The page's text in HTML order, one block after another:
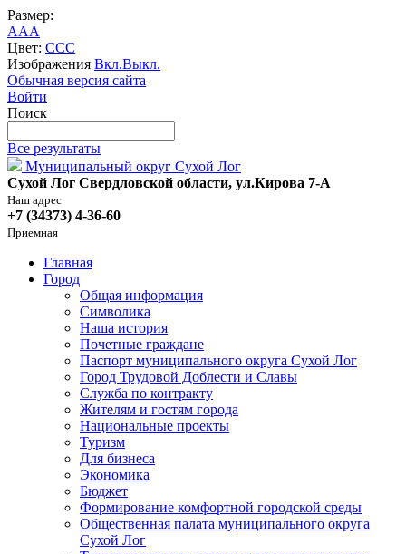
Размер:
AAA
Цвет: CCC
Изображения Вкл.Выкл.
Обычная версия сайта
Войти
Поиск
Все результаты
Муниципальный округ Сухой Лог
Сухой Лог Свердловской области, ул.Кирова 7-А
Наш адрес
+7 (34373) 4-36-60
Приемная
Главная
Город
Общая информация
Символика
Наша история
Почетные граждане
Паспорт муниципального округа Сухой Лог
Город Трудовой Доблести и Славы
Служба по контракту
Жителям и гостям города
Национальные проекты
Туризм
Для бизнеса
Экономика
Бюджет
Формирование комфортной городской среды
Общественная палата муниципального округа
Сухой Лог